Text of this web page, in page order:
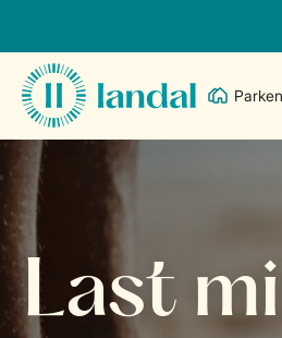
Parken
Last